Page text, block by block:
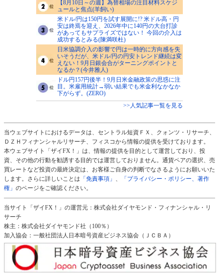
【8月10日～の週】為替相場の注目材料スケジ
ュールと焦点(羊飼い)
米ドル/円は150円を試す展開に!? 米ドル高・円
安は終焉を迎え、2026年中に140円の大台打診
があってもサプライズではない！ 今回の介入は
成功するとみる(陳満咲杜)
日米協調介入の影響で円は一時的に方向感を失
いそうだが、米ドル/円の円安トレンド継続は変
えない！9月日銀会合がターニングポイントと
なるか？(今井雅人)
ドル円157円後半！9月日米金融政策の思惑に注
目。米雇用統計→弱い結果でも米金利なかなか
下がらず。(ZERO)
>>人気記事一覧を見る
当ウェブサイトにおけるデータは、セントラル短資ＦＸ、クォンツ・リサーチ、
ＤＺＨフィナンシャルリサーチ、フィスコから情報の提供を受けております。
本ウェブサイト「ザイFX！」は、情報の提供を目的として運営しており、投
資、その他の行動を勧誘する目的では運営しておりません。通貨ペアの選択、売
買レートなど投資の最終決定は、お客様ご自身の判断でなさるようにお願いいた
します。さらに詳しいことは 「免責事項」 、
「プライバシー・ポリシー、著作
権」 のページをご確認ください。
当サイト「ザイFX！」の運営元：株式会社ダイヤモンド・フィナンシャル・リ
サーチ
株主：株式会社ダイヤモンド社（100％）
加入協会：一般社団法人日本暗号資産ビジネス協会（ＪＣＢＡ）